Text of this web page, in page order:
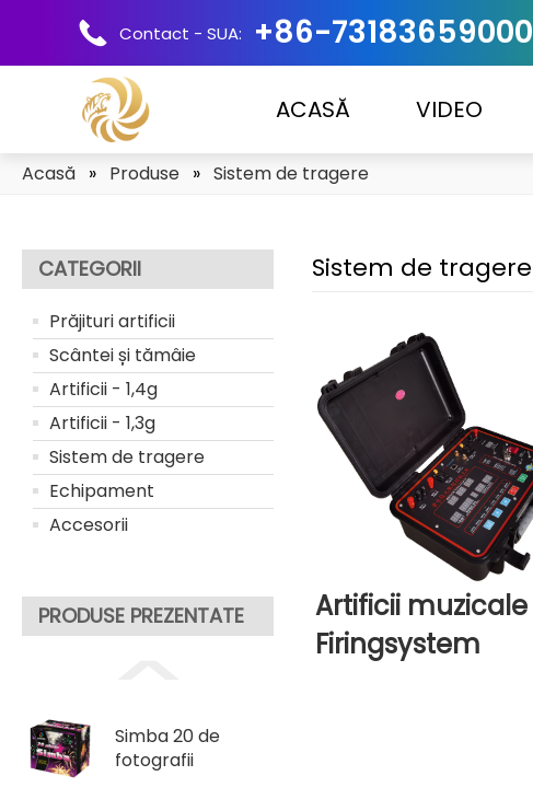
Contact - SUA: +86-73183659000
ACASĂ VIDEO
Acasă » Produse » Sistem de tragere
CATEGORII
Prăjituri artificii
Scântei și tămâie
Artificii - 1,4g
Artificii - 1,3g
Sistem de tragere
Echipament
Accesorii
PRODUSE PREZENTATE
Simba 20 de
fotografii
Sistem de tragere
Artificii muzicale
Firingsystem